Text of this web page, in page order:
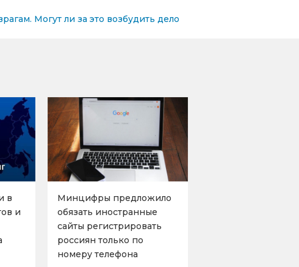
Могут ли за это возбудить дело
в
и
Минцифры предложило
обязать иностранные
сайты регистрировать
россиян только по
номеру телефона